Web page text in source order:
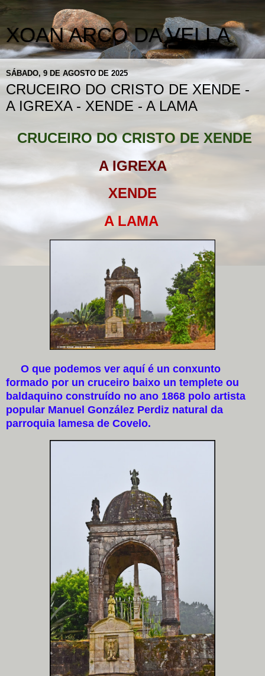
XOAN ARCO DA VELLA
SÁBADO, 9 DE AGOSTO DE 2025
CRUCEIRO DO CRISTO DE XENDE -
A IGREXA - XENDE - A LAMA
CRUCEIRO DO CRISTO DE XENDE
A IGREXA
XENDE
A LAMA
O que podemos ver aquí é un conxunto
formado por un cruceiro baixo un templete ou
baldaquino construído no ano 1868 polo artista
popular Manuel González Perdiz natural da
parroquia lamesa de Covelo.